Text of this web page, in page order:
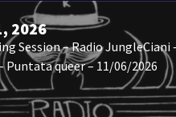
2026
Session – Radio JungleCiani
Puntata queer – 11/06/2026